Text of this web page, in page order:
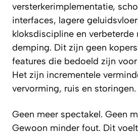
versterkerimplementatie,
interfaces, lagere
kloksdiscipline en verbeterde
demping. Dit zijn geen
features die bedoeld zijn
Het zijn incrementele
vervorming, ruis en storingen.
Geen meer spectakel. Geen
Gewoon minder fout. Dit